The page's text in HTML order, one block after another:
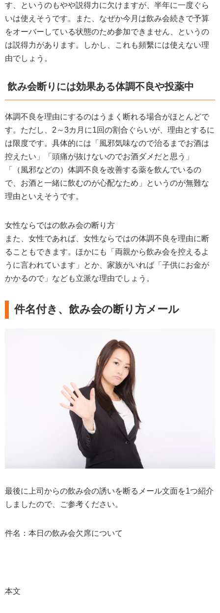
す、というのもやや説得力に欠けますが、半年に一度ぐら
いは使えそうです。また、なぜか今月は飲み会続きで予算
をオーバーしている状態のため参加できません、というの
は説得力があります。しかし、これも頻繫には使えない理
由でしょう。
飲み会断りには効果ある体調不良や投薬中
体調不良を理由にするのはうまく断れる場合がほとんどで
す。ただし、2～3カ月に1回の割合ぐらいが、理由とするに
は限度です。具体的には「風邪気味なので治るまでお酒は
控えたい」「頭痛が抜けないのでお酒ダメだと思う」
「（風邪などの）体調不良を改善する薬を飲んでいるの
で、お酒と一緒に飲むのが心配なため」というのが無難な
理由といえそうです。
女性ならではの飲み会の断り方
また、女性であれば、女性ならではの体調不良を理由に断
ることもできます。ほかにも「両親から飲み会を控えるよ
うに言われています」とか、家族がいれば「子供にお金が
かかるので」なども立派な理由でしょう。
件名付き、飲み会の断り方メール
最後に上司からの飲み会の誘いを断るメール文面を1つ紹介
しましたので、ご参考ください。
件名：本日の飲み会欠席について
本文